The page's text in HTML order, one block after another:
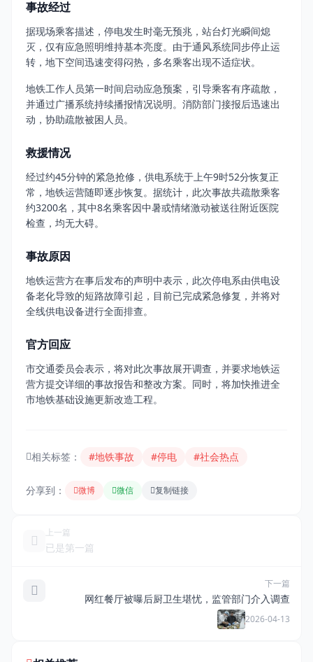
事故经过
据现场乘客描述，停电发生时毫无预兆，站台灯光瞬间熄
灭，仅有应急照明维持基本亮度。由于通风系统同步停止运
转，地下空间迅速变得闷热，多名乘客出现不适症状。
地铁工作人员第一时间启动应急预案，引导乘客有序疏散，
并通过广播系统持续播报情况说明。消防部门接报后迅速出
动，协助疏散被困人员。
救援情况
经过约45分钟的紧急抢修，供电系统于上午9时52分恢复正
常，地铁运营随即逐步恢复。据统计，此次事故共疏散乘客
约3200名，其中8名乘客因中暑或情绪激动被送往附近医院
检查，均无大碍。
事故原因
地铁运营方在事后发布的声明中表示，此次停电系由供电设
备老化导致的短路故障引起，目前已完成紧急修复，并将对
全线供电设备进行全面排查。
官方回应
市交通委员会表示，将对此次事故展开调查，并要求地铁运
营方提交详细的事故报告和整改方案。同时，将加快推进全
市地铁基础设施更新改造工程。
相关标签： #地铁事故 #停电 #社会热点
分享到： 微博 微信 复制链接
上一篇
已是第一篇
下一篇
网红餐厅被曝后厨卫生堪忧，监管部门介入调查
2026-04-13